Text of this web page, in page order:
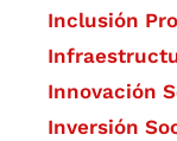
Inclusión
​Innovación
Inversión